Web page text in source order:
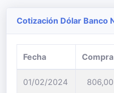
Cotización Dólar Banco
Fecha Compra
01/02/2024 806,00